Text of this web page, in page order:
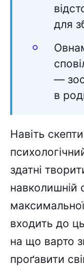
для
—
в
Навіть
здатні
навколишній
входить до
на що варто
проґавити